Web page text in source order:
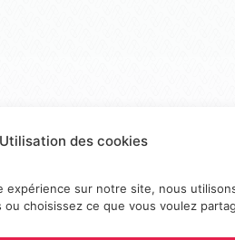
des cookies
expérience sur notre site, nous
choisissez ce que vous voulez